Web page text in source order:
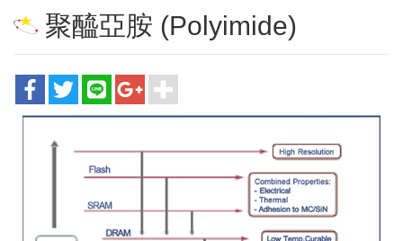
聚醯亞胺 (Polyimide)